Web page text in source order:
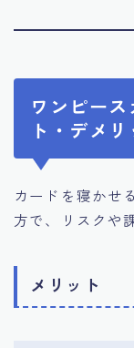
ワンピー
ト・デメリ
カードを寝かせ
方で、リスクや
メリット